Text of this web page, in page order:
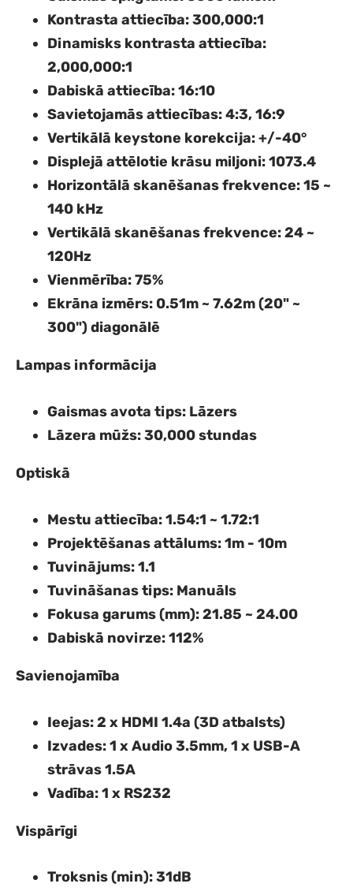
Kontrasta attiecība: 300,000:1
Dinamisks kontrasta attiecība:
2,000,000:1
Dabiskā attiecība: 16:10
Savietojamās attiecības: 4:3, 16:9
Vertikālā keystone korekcija: +/-40°
Displejā attēlotie krāsu miljoni: 1073.4
Horizontālā skanēšanas frekvence: 15 ~
140 kHz
Vertikālā skanēšanas frekvence: 24 ~
120Hz
Vienmērība: 75%
Ekrāna izmērs: 0.51m ~ 7.62m (20" ~
300") diagonālē
Lampas informācija
Gaismas avota tips: Lāzers
Lāzera mūžs: 30,000 stundas
Optiskā
Mestu attiecība: 1.54:1 ~ 1.72:1
Projektēšanas attālums: 1m - 10m
Tuvinājums: 1.1
Tuvināšanas tips: Manuāls
Fokusa garums (mm): 21.85 ~ 24.00
Dabiskā novirze: 112%
Savienojamība
Ieejas: 2 x HDMI 1.4a (3D atbalsts)
Izvades: 1 x Audio 3.5mm, 1 x USB-A
strāvas 1.5A
Vadība: 1 x RS232
Vispārīgi
Troksnis (min): 31dB